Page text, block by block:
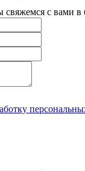
свяжемся с вами